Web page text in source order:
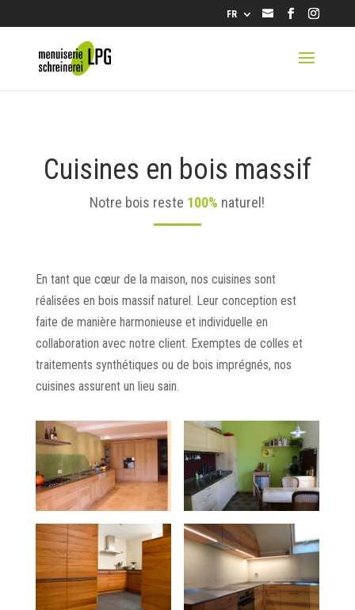
info@lpg.ch
FR
Cuisines en bois massif
Notre bois reste 100% naturel!
En tant que cœur de la maison, nos cuisines sont
réalisées en bois massif naturel. Leur conception est
faite de manière harmonieuse et individuelle en
collaboration avec notre client. Exemptes de colles et
traitements synthétiques ou de bois imprégnés, nos
cuisines assurent un lieu sain.